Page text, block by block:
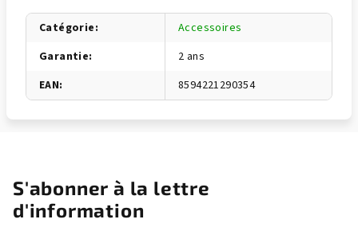
Catégorie:
Accessoires
Garantie:
2 ans
EAN: 8594221290354
S'abonner à la lettre
d'information